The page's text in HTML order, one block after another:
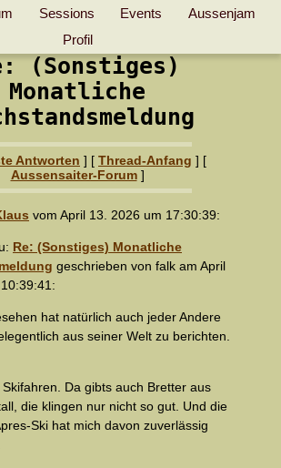
Sessions Events
Aussenjam
Profil
(Sonstiges)
Monatliche
Antworten ] [ Thread-Anfang ] [
Aussensaiter-Forum]
vom April 13. 2026 um 17:30:39:
Re: (Sonstiges) Monatliche
geschrieben von falk am April
hat natürlich auch jeder Andere
aus seiner Welt zu berichten.
Da gibts auch Bretter aus
die klingen nur nicht so gut. Und die
Ski hat mich davon zuverlässig